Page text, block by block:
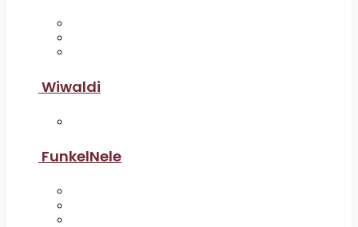
Wiwaldi
FunkelNele